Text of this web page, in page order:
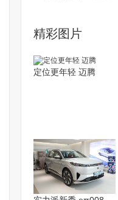
精彩图片
定位更年轻 迈腾